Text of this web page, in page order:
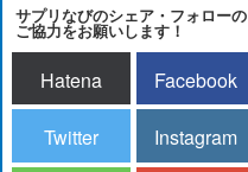
サプリなびのシェア・フォローの
ご協力をお願いします！
Hatena Facebook
Twitter Instagram